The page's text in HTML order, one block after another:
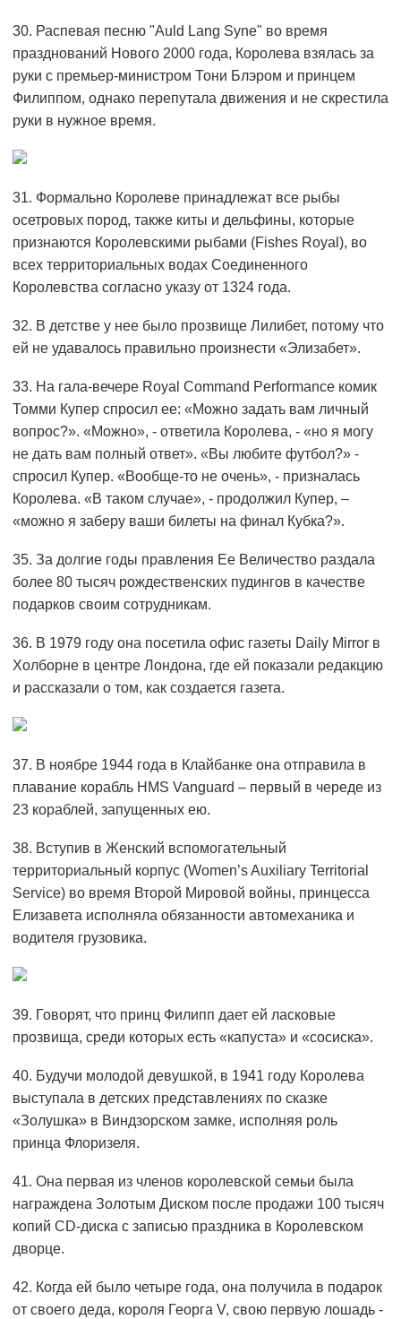
30. Распевая песню "Auld Lang Syne" во время
празднований Нового 2000 года, Королева взялась за
руки с премьер-министром Тони Блэром и принцем
Филиппом, однако перепутала движения и не скрестила
руки в нужное время.
31. Формально Королеве принадлежат все рыбы
осетровых пород, также киты и дельфины, которые
признаются Королевскими рыбами (Fishes Royal), во
всех территориальных водах Соединенного
Королевства согласно указу от 1324 года.
32. В детстве у нее было прозвище Лилибет, потому что
ей не удавалось правильно произнести «Элизабет».
33. На гала-вечере Royal Command Performance комик
Томми Купер спросил ее: «Можно задать вам личный
вопрос?». «Можно», - ответила Королева, - «но я могу
не дать вам полный ответ». «Вы любите футбол?» -
спросил Купер. «Вообще-то не очень», - призналась
Королева. «В таком случае», - продолжил Купер, –
«можно я заберу ваши билеты на финал Кубка?».
35. За долгие годы правления Ее Величество раздала
более 80 тысяч рождественских пудингов в качестве
подарков своим сотрудникам.
36. В 1979 году она посетила офис газеты Daily Mirror в
Холборне в центре Лондона, где ей показали редакцию
и рассказали о том, как создается газета.
37. В ноябре 1944 года в Клайбанке она отправила в
плавание корабль HMS Vanguard – первый в череде из
23 кораблей, запущенных ею.
38. Вступив в Женский вспомогательный
территориальный корпус (Women’s Auxiliary Territorial
Service) во время Второй Мировой войны, принцесса
Елизавета исполняла обязанности автомеханика и
водителя грузовика.
39. Говорят, что принц Филипп дает ей ласковые
прозвища, среди которых есть «капуста» и «сосиска».
40. Будучи молодой девушкой, в 1941 году Королева
выступала в детских представлениях по сказке
«Золушка» в Виндзорском замке, исполняя роль
принца Флоризеля.
41. Она первая из членов королевской семьи была
награждена Золотым Диском после продажи 100 тысяч
копий CD-диска с записью праздника в Королевском
дворце.
42. Когда ей было четыре года, она получила в подарок
от своего деда, короля Георга V, свою первую лошадь -